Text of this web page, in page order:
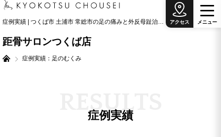
症例実績 | つくば市 土浦市 常総市の足の痛みと外反母趾治療の専門院
距骨サロンつくば店
症例実績：足のむくみ
メニ ュ ー
アクセス
症例実績
SUL